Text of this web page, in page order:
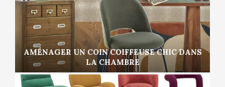
AMÉNAGER UN COIN COIFFEUSE CHIC DANS
LA CHAMBRE